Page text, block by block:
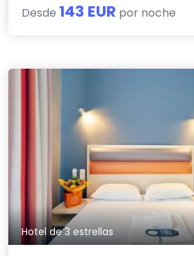
Desde 143 EUR por noche
Hotel de 3 estrellas